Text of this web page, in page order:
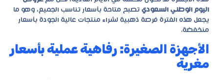
اليوم الوطني السعودي تصبح متاحة بأسعار تناسب الجميع، وهو ما
يجعل هذه الفترة فرصة ذهبية لشراء منتجات عالية الجودة بأسعار
منخفضة.
الأجهزة الصغيرة: رفاهية عملية بأسعار
مغرية